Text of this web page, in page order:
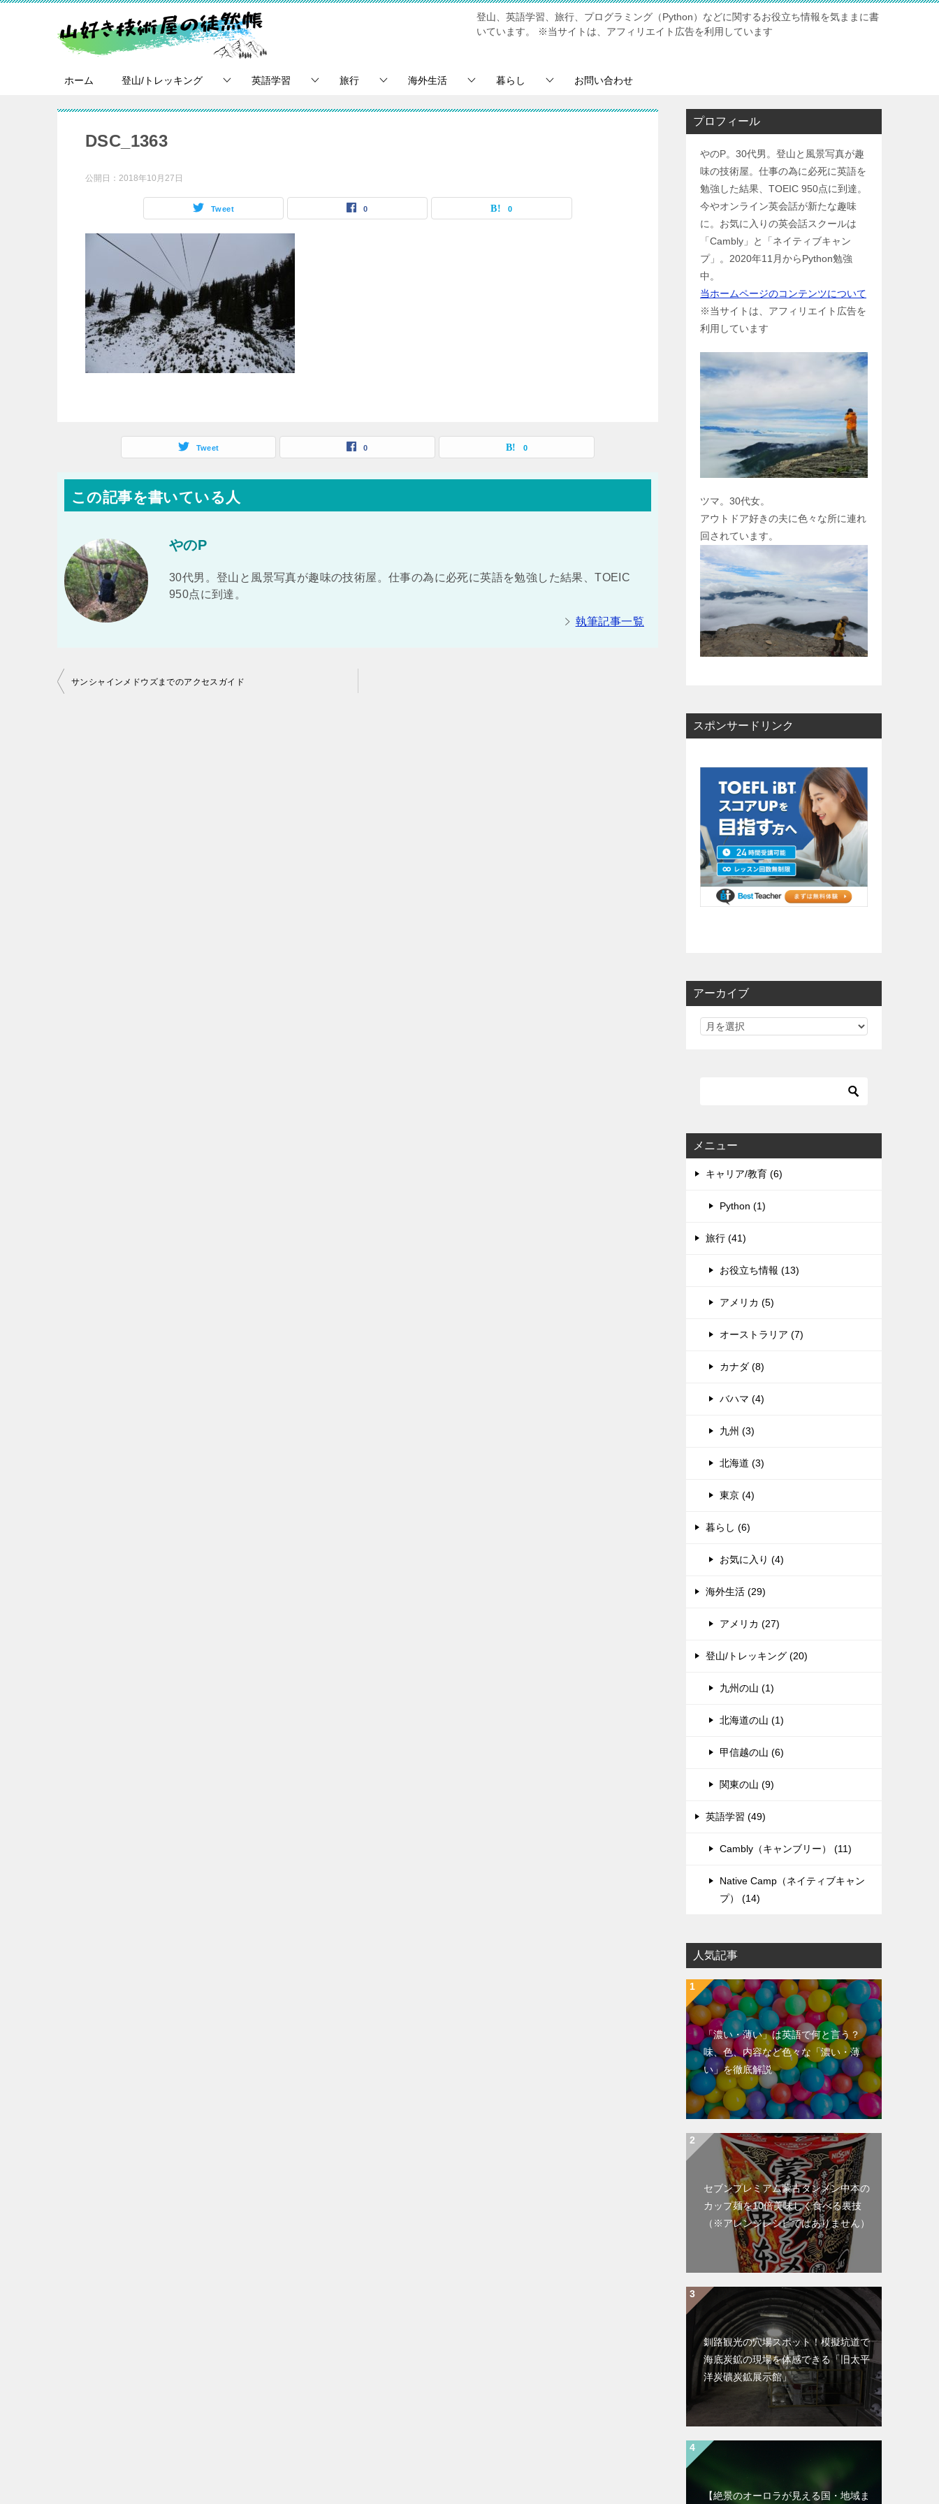
登山、英語学習、旅行、プログラミング（Python）などに関するお役立ち情報を気ままに書
いています。
※当サイトは、アフィリエイト広告を利用しています
ホーム 登山/トレッキング 英語学習 旅行 海外生活 暮らし お問い合わせ
DSC_1363
公開日： 2018年10月27日
Tweet 0 0
Tweet 0 0
この記事を書いている人
やのP
30代男。登山と風景写真が趣味の技術屋。仕事の為に必死に英語を勉強した結果、TOEIC
950点に到達。
執筆記事一覧
投サンシャインメドウズまでのアクセスガイド
プロフィール
やのP。30代男。登山と風景写真が趣
味の技術屋。仕事の為に必死に英語を
勉強した結果、TOEIC 950点に到達。
今やオンライン英会話が新たな趣味
に。お気に入りの英会話スクールは
「Cambly」と「ネイティブキャン
プ」。2020年11月からPython勉強
中。
当ホームページのコンテンツについて
※当サイトは、アフィリエイト広告を
利用しています
ツマ。30代女。
アウトドア好きの夫に色々な所に連れ
回されています。
スポンサードリンク
アーカイブ
メニュー
キャリア/教育 (6)
Python (1)
旅行 (41)
お役立ち情報 (13)
アメリカ (5)
オーストラリア (7)
カナダ (8)
バハマ (4)
九州 (3)
北海道 (3)
東京 (4)
暮らし (6)
お気に入り (4)
海外生活 (29)
アメリカ (27)
登山/トレッキング (20)
九州の山 (1)
北海道の山 (1)
甲信越の山 (6)
関東の山 (9)
英語学習 (49)
Cambly（キャンブリー） (11)
Native Camp（ネイティブキャン
プ） (14)
人気記事
「濃い・薄い」は英語で何と言う？
味、色、内容など色々な「濃い・薄
い」を徹底解説
セブンプレミアム蒙古タンメン中本の
カップ麺を10倍美味しく食べる裏技
（※アレンジレシピではありません）
釧路観光の穴場スポット！模擬坑道で
海底炭鉱の現場を体感できる「旧太平
洋炭礦炭鉱展示館」
【絶景のオーロラが見える国・地域ま